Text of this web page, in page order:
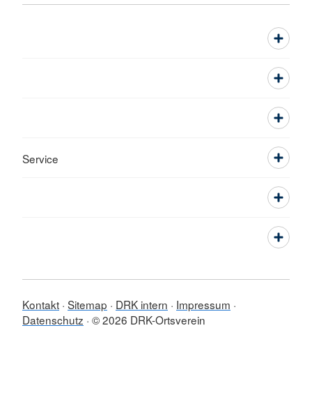
Service
Kontakt Sitemap DRK intern
Impressum
Datenschutz © 2026 DRK-Ortsverein